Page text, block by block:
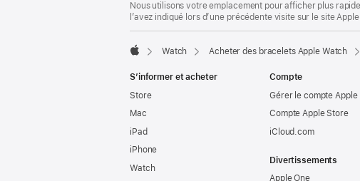
Nous utilisons votre emplacement pour afficher plus
l’avez indiqué lors d’une précédente visite sur le site
Watch Acheter des bracelets Apple Watch
S’informer et acheter
Store
Mac
iPad
iPhone
Watch
Compte
Gérer le compte Apple
Compte Apple Store
iCloud.com
Divertissements
Apple One